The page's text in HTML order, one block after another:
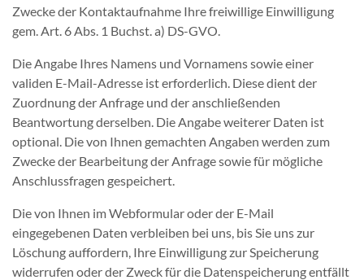
Zwecke der Kontaktaufnahme Ihre freiwillige Einwilligung
gem. Art. 6 Abs. 1 Buchst. a) DS-GVO.
Die Angabe Ihres Namens und Vornamens sowie einer
validen E-Mail-Adresse ist erforderlich. Diese dient der
Zuordnung der Anfrage und der anschließenden
Beantwortung derselben. Die Angabe weiterer Daten ist
optional. Die von Ihnen gemachten Angaben werden zum
Zwecke der Bearbeitung der Anfrage sowie für mögliche
Anschlussfragen gespeichert.
Die von Ihnen im Webformular oder der E-Mail
eingegebenen Daten verbleiben bei uns, bis Sie uns zur
Löschung auffordern, Ihre Einwilligung zur Speicherung
widerrufen oder der Zweck für die Datenspeicherung entfällt